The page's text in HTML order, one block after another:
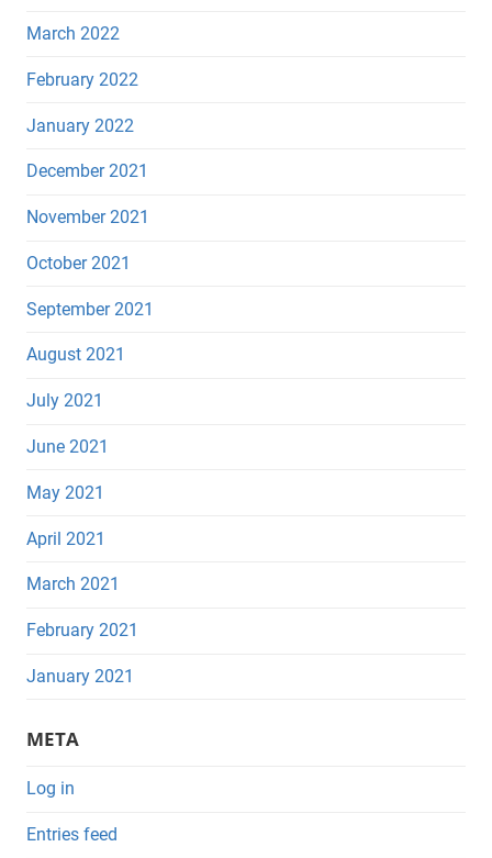
March 2022
February 2022
January 2022
December 2021
November 2021
October 2021
September 2021
August 2021
July 2021
June 2021
May 2021
April 2021
March 2021
February 2021
January 2021
META
Log in
Entries feed